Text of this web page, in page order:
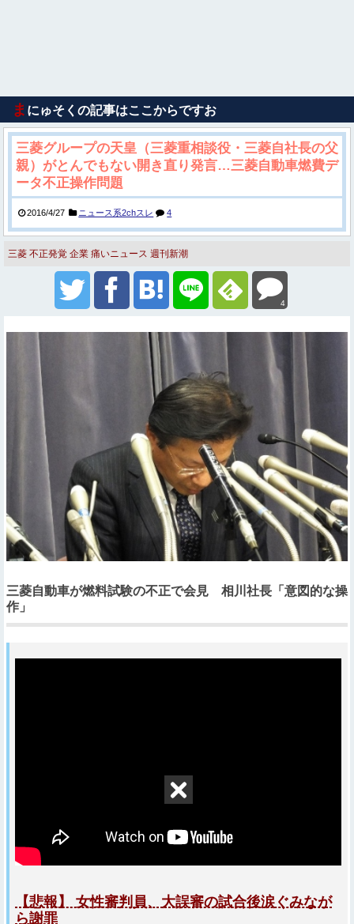
ま にゅそくの記事はここからですお
三菱グループの天皇（三菱重相談役・三菱自社長の父
親）がとんでもない開き直り発言…三菱自動車燃費デ
ータ不正操作問題
2016/4/27 ニュース系2chスレ 4
三菱 不正発覚 企業 痛いニュース 週刊新潮
4
三菱自動車が燃料試験の不正で会見 相川社長「意図的な操
作」
【悲報】 女性審判員、大誤審の試合後涙ぐみなが
ら謝罪